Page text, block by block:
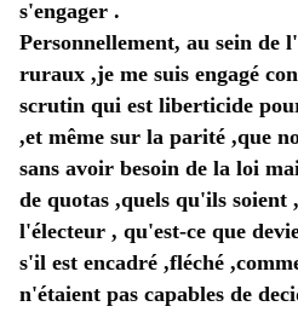
s'engager .
Personnellement, au sein de
ruraux ,je me suis engagé
scrutin qui est liberticide
,et même sur la parité ,que
sans avoir besoin de la loi
de quotas ,quels qu'ils soient
l'électeur , qu'est-ce que
s'il est encadré ,fléché
n'étaient pas capables de